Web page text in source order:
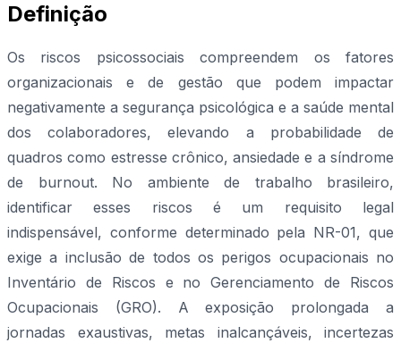
Definição
Os riscos psicossociais compreendem os fatores
organizacionais e de gestão que podem impactar
negativamente a segurança psicológica e a saúde mental
dos colaboradores, elevando a probabilidade de
quadros como estresse crônico, ansiedade e a síndrome
de burnout. No ambiente de trabalho brasileiro,
identificar esses riscos é um requisito legal
indispensável, conforme determinado pela NR-01, que
exige a inclusão de todos os perigos ocupacionais no
Inventário de Riscos e no Gerenciamento de Riscos
Ocupacionais (GRO). A exposição prolongada a
jornadas exaustivas, metas inalcançáveis, incertezas